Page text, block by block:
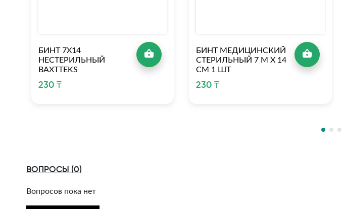
БИНТ 7Х14
НЕСТЕРИЛЬНЫЙ
ВАХTTEKS
230 ₸
БИНТ МЕДИЦИНСКИЙ
СТЕРИЛЬНЫЙ 7 М Х 14
СМ 1 ШТ
230 ₸
ВОПРОСЫ (0)
Вопросов пока нет